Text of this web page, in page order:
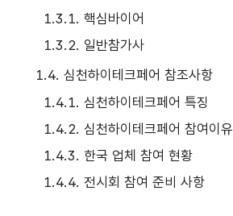
1.3.1. 핵심바이어
1.3.2. 일반참가사
1.4. 심천하이테크페어 참조사항
1.4.1. 심천하이테크페어 특징
1.4.2. 심천하이테크페어 참여이유
1.4.3. 한국 업체 참여 현황
1.4.4. 전시회 참여 준비 사항